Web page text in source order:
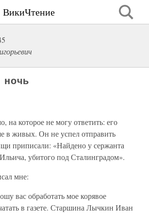
ВикиЧтение
ночь
на которое не могу ответить: его
в живых. Он не успел отправить
приписали: «Найдено у сержанта
убитого под Сталинградом».
мне:
вас обработать мое корявое
в газете. Старшина Лычкин Иван